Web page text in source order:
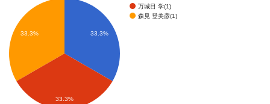
万城目 学(1)
森見 登美彦(1)
33.3%
33.3%
33.3%